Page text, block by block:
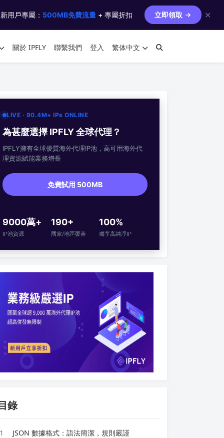
用戶專屬： 500MB免費流量 + 專屬折扣 立即領取 ✕
關於 IPFLY 聯繫我們 登入 繁体中文
LIVE · 90.4M+ IPs ONLINE
為甚麼選擇 IPFLY 全球代理？
IPFLY擁有全球優質海外代理IP池，高可用海外代
理資源賦能業務增長
免費試用 500MB
9000萬+
IP池資源
190+
國家/地區覆蓋
100%
獨享高純淨IP
錄
1 JSON 數據格式：語法簡潔，規則嚴謹